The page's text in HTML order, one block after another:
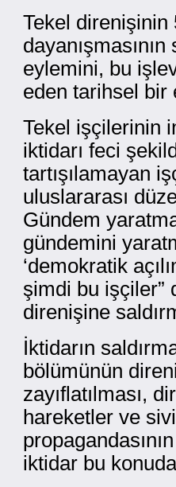
Tekel direnişinin
eylemini, bu
eden tarihsel
Tekel işçilerinin
iktidarı feci
tartışılamayan
uluslararası
Gündem
gündemini
‘demokratik
şimdi bu işçiler”
direnişine
İktidarın
bölümünün
zayıflatılması,
hareketler ve
iktidar bu